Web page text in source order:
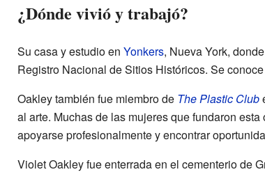
¿Dónde vivió y trabajó?
Su casa y estudio en Yonkers, Nueva York,
Registro Nacional de Sitios Históricos. Se
Oakley también fue miembro de The Plastic Club
al arte. Muchas de las mujeres que fundaron
apoyarse profesionalmente y encontrar
Violet Oakley fue enterrada en el cementerio de